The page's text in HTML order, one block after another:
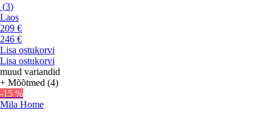
(3)
Laos
209 €
246 €
Lisa ostukorvi
Lisa ostukorvi
muud variandid
+ Mõõtmed (4)
-15 %
Mila Home